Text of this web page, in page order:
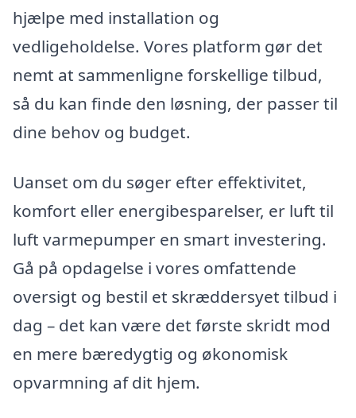
hjælpe med installation og
vedligeholdelse. Vores platform gør det
nemt at sammenligne forskellige tilbud,
så du kan finde den løsning, der passer til
dine behov og budget.
Uanset om du søger efter effektivitet,
komfort eller energibesparelser, er luft til
luft varmepumper en smart investering.
Gå på opdagelse i vores omfattende
oversigt og bestil et skræddersyet tilbud i
dag – det kan være det første skridt mod
en mere bæredygtig og økonomisk
opvarmning af dit hjem.